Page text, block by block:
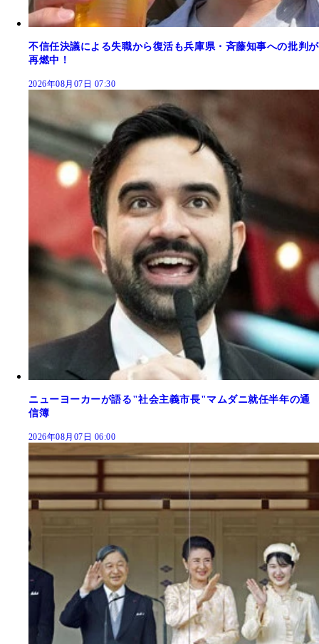
不信任決議による失職から復活も兵庫県・斉藤知事への批判が
再燃中！
2026年08月07日 07:30
ニューヨーカーが語る"社会主義市長"マムダニ就任半年の通
信簿
2026年08月07日 06:00